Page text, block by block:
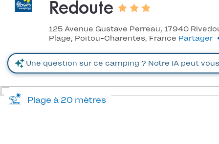
Redoute
125 Avenue Gustave Perreau, 17940
Plage, Poitou-Charentes, France Partager
Plage à 20 mètres